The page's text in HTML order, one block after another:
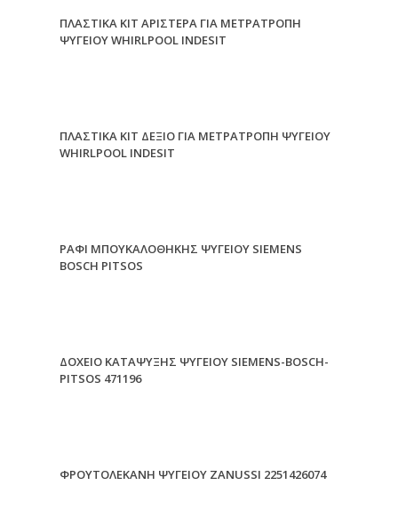
ΠΛΑΣΤΙΚΑ ΚΙΤ ΑΡΙΣΤΕΡΑ ΓΙΑ ΜΕΤΡΑΤΡΟΠΗ
ΨΥΓΕΙΟΥ WHIRLPOOL INDESIT
ΠΛΑΣΤΙΚΑ ΚΙΤ ΔΕΞΙΟ ΓΙΑ ΜΕΤΡΑΤΡΟΠΗ ΨΥΓΕΙΟΥ
WHIRLPOOL INDESIT
ΡΑΦΙ ΜΠΟΥΚΑΛΟΘΗΚΗΣ ΨΥΓΕΙΟΥ SIEMENS
BOSCH PITSOS
ΔΟΧΕΙΟ ΚΑΤΑΨΥΞΗΣ ΨΥΓΕΙΟΥ SIEMENS-BOSCH-
PITSOS 471196
ΦΡΟΥΤΟΛΕΚΑΝΗ ΨΥΓΕΙΟΥ ZANUSSI 2251426074